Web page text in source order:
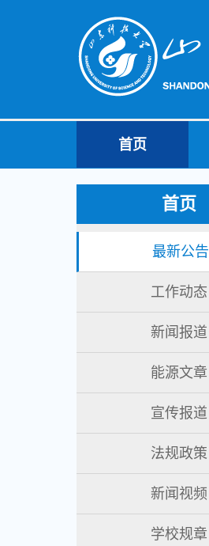
首页
首页
最新公告
工作动态
新闻报道
能源文章
宣传报道
法规政策
新闻视频
学校规章